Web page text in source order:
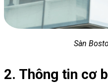
Sàn
2. Thông tin cơ